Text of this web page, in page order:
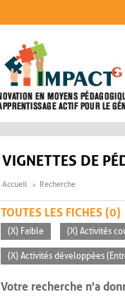
VIGNETTES DE
Accueil Recherche
TOUTES LES FICHES (0)
(X) Faible (X) Activités
(X) Activités développées
Votre recherche n'a